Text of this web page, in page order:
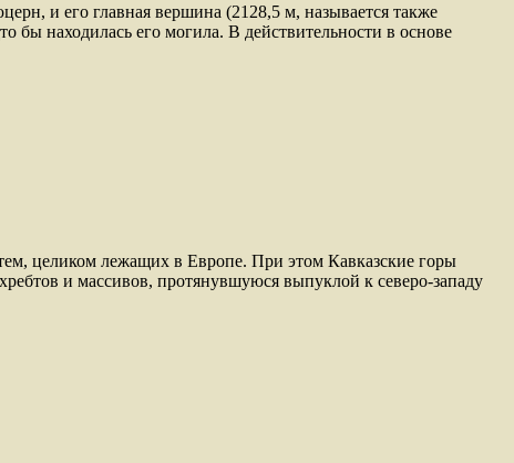
и его главная вершина (2128,5 м, называется также
находилась его могила. В действительности в основе
целиком лежащих в Европе. При этом Кавказские горы
и массивов, протянувшуюся выпуклой к северо-западу